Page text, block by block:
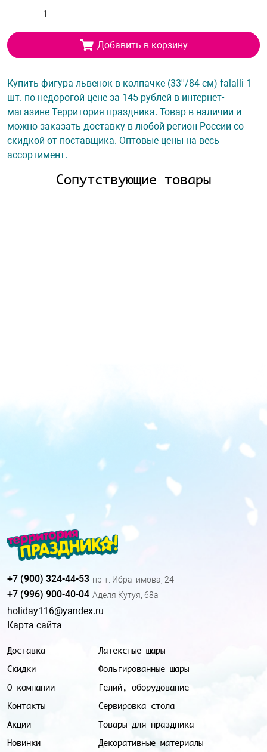
Добавить в корзину
Купить фигура львенок в колпачке (33''/84 см) falalli 1
шт. по недорогой цене за 145 рублей в интернет-
магазине Территория праздника. Товар в наличии и
можно заказать доставку в любой регион России со
скидкой от поставщика. Оптовые цены на весь
ассортимент.
Сопутствующие товары
Доставка
Скидки
О компании
Контакты
Акции
Новинки
Латексные шары
Фольгированные шары
Гелий, оборудование
Сервировка стола
Товары для праздника
Декоративные материалы
+7 (900) 324-44-53 пр-т. Ибрагимова, 24
+7 (996) 900-40-04 Аделя Кутуя, 68а
holiday116@yandex.ru
Карта сайта